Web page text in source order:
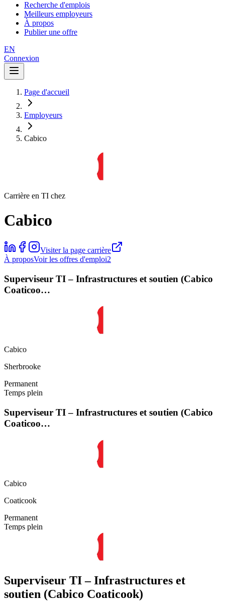
Recherche d'emplois
Meilleurs employeurs
À propos
Publier une offre
EN
Connexion
Page d'accueil
Employeurs
Cabico
Carrière en TI chez
Cabico
Visiter la page carrière
À proposVoir les offres d'emploi2
Superviseur TI – Infrastructures et soutien (Cabico
Coaticoo…
Cabico
Sherbrooke
Permanent
Temps plein
Superviseur TI – Infrastructures et soutien (Cabico
Coaticoo…
Cabico
Coaticook
Permanent
Temps plein
Superviseur TI – Infrastructures et
soutien (Cabico Coaticook)